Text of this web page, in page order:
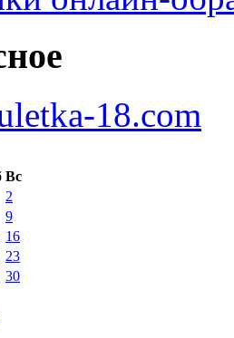
18.com
Вс
2
9
16
23
30